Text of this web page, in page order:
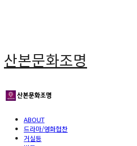
산본문화조명
ABOUT
드라마/영화협찬
거실등